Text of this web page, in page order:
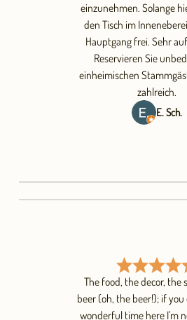
einzunehmen. Solange
den Tisch im
Hauptgang frei. Sehr
Reservieren Sie
einheimischen
zahlreich.
E. Sch.
The food, the decor, the
beer (oh, the beer!); if
wonderful time here I'm